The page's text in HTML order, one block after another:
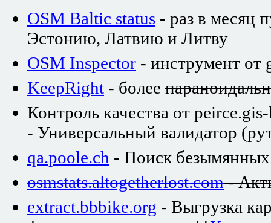
OSM Baltic status - раз в месяц
Эстонию, Латвию и Литву
OSM Inspector - инструмент от
KeepRight - более
Контроль качества от
- Универсальный валидатор
qa.poole.ch - Поиск
osmstats.altogetherlost.com-
extract.bbbike.org - Выгрузка